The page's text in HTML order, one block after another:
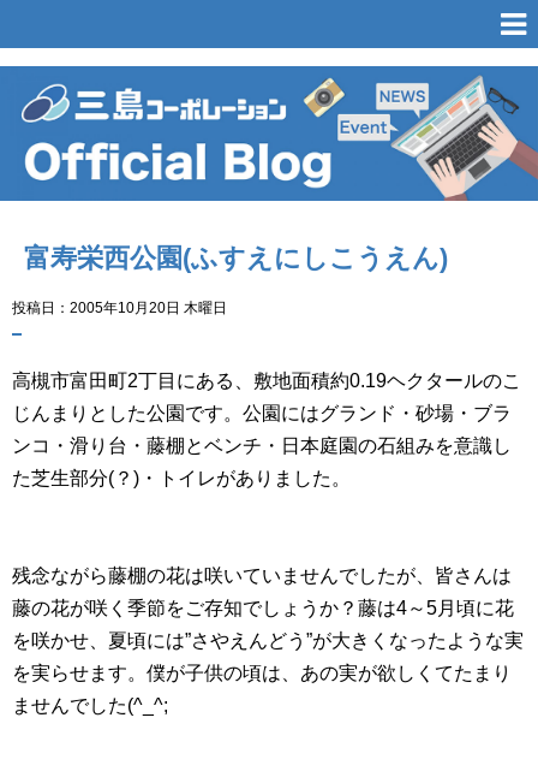
富寿栄西公園(ふすえにしこうえん)
投稿日：2005年10月20日 木曜日
高槻市富田町2丁目にある、敷地面積約0.19ヘクタールのこ
じんまりとした公園です。公園にはグランド・砂場・ブラ
ンコ・滑り台・藤棚とベンチ・日本庭園の石組みを意識し
た芝生部分(？)・トイレがありました。
残念ながら藤棚の花は咲いていませんでしたが、皆さんは
藤の花が咲く季節をご存知でしょうか？藤は4～5月頃に花
を咲かせ、夏頃には”さやえんどう”が大きくなったような実
を実らせます。僕が子供の頃は、あの実が欲しくてたまり
ませんでした(^_^;